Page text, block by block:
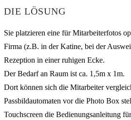
DIE LÖSUNG
Sie platzieren eine für Mitarbeiterfotos
Firma (z.B. in der Katine, bei der
Rezeption in einer ruhigen Ecke.
Der Bedarf an Raum ist ca. 1,5m x 1m.
Dort können sich die Mitarbeiter
Passbildautomaten vor die Photo Box
Touchscreen die Bedienungsanleitung